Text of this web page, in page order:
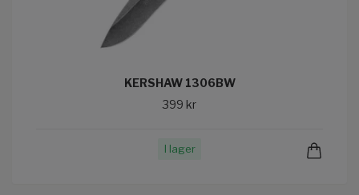
KERSHAW 1306BW
399 kr
I lager